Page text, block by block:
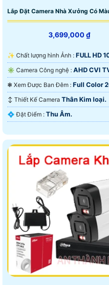
Lắp Đặt Camera Nhà Xưởng Có
3,699,000 ₫
✨ Chất lượng hình Ảnh : FULL HD
✳️ Camera Công nghệ : AHD CVI
❃ Xem Được Ban Đêm : Full Color
↕️ Thiết Kế Camera Thân Kim loại.
️💠 Đặt Điểm : Thu Âm.